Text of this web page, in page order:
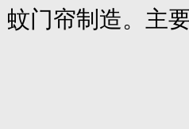
蚊门帘制造。主